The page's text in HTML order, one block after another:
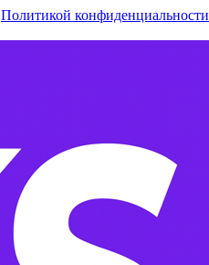
Политикой конфиденциальности